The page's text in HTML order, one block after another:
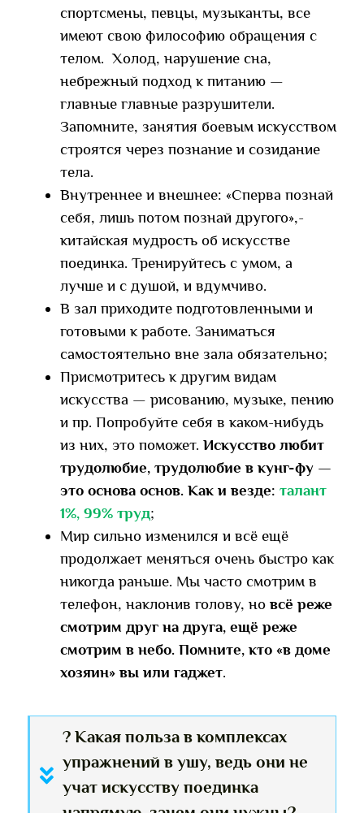
спортсмены, певцы, музыканты, все
имеют свою философию обращения с
телом. Холод, нарушение сна,
небрежный подход к питанию —
главные главные разрушители.
Запомните, занятия боевым искусством
строятся через познание и созидание
тела.
Внутреннее и внешнее: «Сперва познай
себя, лишь потом познай другого»,-
китайская мудрость об искусстве
поединка. Тренируйтесь с умом, а
лучше и с душой, и вдумчиво.
В зал приходите подготовленными и
готовыми к работе. Заниматься
самостоятельно вне зала обязательно;
Присмотритесь к другим видам
искусства — рисованию, музыке, пению
и пр. Попробуйте себя в каком-нибудь
из них, это поможет. Искусство любит
трудолюбие, трудолюбие в кунг-фу —
это основа основ. Как и везде: талант
1%, 99% труд;
Мир сильно изменился и всё ещё
продолжает меняться очень быстро как
никогда раньше. Мы часто смотрим в
телефон, наклонив голову, но всё реже
смотрим друг на друга, ещё реже
смотрим в небо. Помните, кто «в доме
хозяин» вы или гаджет.
? Какая польза в комплексах
упражнений в ушу, ведь они не
учат искусству поединка